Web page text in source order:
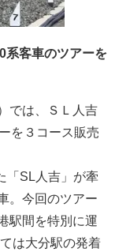
客車のツアーを
では、ＳＬ人吉
を３コース販売
「SL人吉」が牽
。今回のツアー
駅間を特別に運
は大分駅の発着